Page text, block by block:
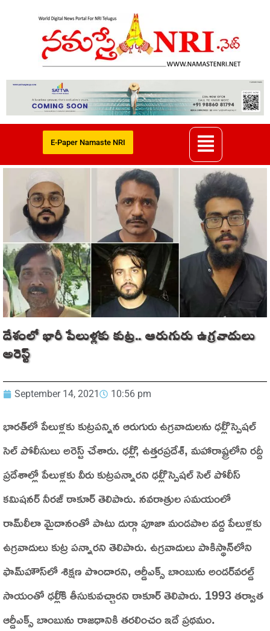
E-Paper Namaste NRI
దేశంలో భారీ పేలుళ్లకు కుట్ర.. ఆరుగురు ఉగ్రవాదులు
అరెస్ట్
September 14, 2021 10:56 pm
భారత్‌లో పేలుళ్లకు కుట్రపన్నిన ఆరుగురు ఉగ్రవాదులను ఢల్లీి స్పెషల్‌
సెల్‌ పోలీసులు అరెస్ట్‌ చేశారు. ఢల్లీి, ఉత్తరప్రదేశ్‌, మహారాష్ట్రలోని రద్దీ
ప్రదేశాల్లో పేలుళ్లకు వీరు కుట్రపన్నారని ఢల్లీి స్పెషల్‌ సెల్‌ పోలీస్‌
కమిషనర్‌ నీరజ్‌ ఠాకూర్‌ తెలిపారు. నవరాత్రుల సమయంలో
రామ్‌లీలా మైదానంతో పాటు దుర్గా పూజా మండపాల వద్ద పేలుళ్లకు
ఉగ్రవాదులు కుట్ర పన్నారని తెలిపారు. ఉగ్రవాదులు పాకిస్థాన్‌లోని
ఫామ్‌హౌస్‌లో శిక్షణ పొందారని, ఆర్డీఎక్స్‌ బాంబును అండర్‌వరల్డ్‌
సాయంతో ఢల్లీికి తీసుకువచ్చారని ఠాకూర్‌ తెలిపారు. 1993 తర్వాత
ఆర్డీఎక్స్‌ బాంబును రాజధానికి తరలించం ఇదే ప్రథమం.